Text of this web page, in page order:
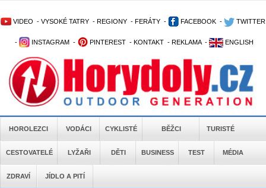
VIDEO - VYSOKÉ TATRY - REGIONY - FERÁTY - FACEBOOK - TWITTER
- INSTAGRAM - PINTEREST - KONTAKT - REKLAMA - ENGLISH
HOROLEZCI VODÁCI CYKLISTÉ BĚŽCI TURISTÉ
CESTOVATELÉ LYŽAŘI DĚTI BUSINESS TEST MÉDIA
ZDRAVÍ JÍDLO A PITÍ